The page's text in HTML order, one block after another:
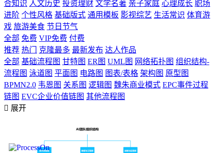
合知识 人文历史 投资理财 文学名著 亲子家庭 心理成长 职场
进阶 个性风格 基础版式 通用模板 影视综艺 生活常识 体育游
戏 旅游美食 节日节气
全部 免费 VIP免费 付费
推荐 热门 克隆最多 最新发布 达人作品
全部 基础流程图 甘特图 ER图 UML图 网络拓扑图 组织结构-
流程图 泳道图 平面图 电路图 图表/表格 架构图 原型图
BPMN2.0 韦恩图 关系图 逻辑图 魏朱商业模式 EPC事件过程
链图 EVC企业价值链图 其他流程图
 展开